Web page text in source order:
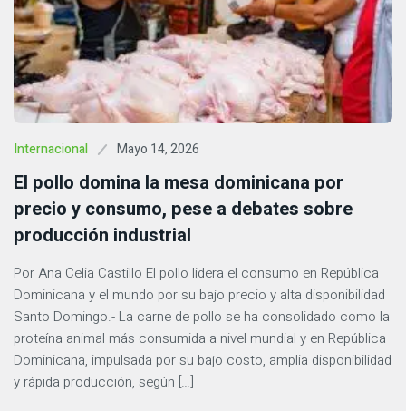
Internacional Mayo 14, 2026
El pollo domina la mesa dominicana por
precio y consumo, pese a debates sobre
producción industrial
Por Ana Celia Castillo El pollo lidera el consumo en República
Dominicana y el mundo por su bajo precio y alta disponibilidad
Santo Domingo.- La carne de pollo se ha consolidado como la
proteína animal más consumida a nivel mundial y en República
Dominicana, impulsada por su bajo costo, amplia disponibilidad
y rápida producción, según […]